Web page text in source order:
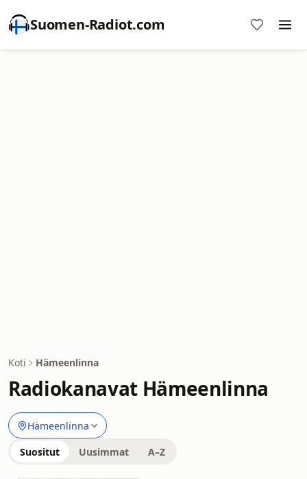
Suomen-Radiot.com
Koti Hämeenlinna
Radiokanavat Hämeenlinna
Hämeenlinna
Suositut Uusimmat A–Z